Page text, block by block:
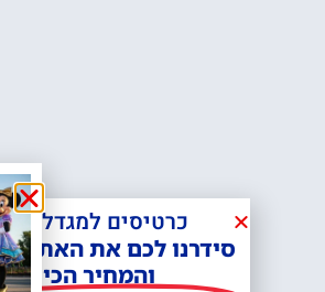
כרטיסים למגדל
סידרנו לכם את האתר
והמחיר הכי זול!